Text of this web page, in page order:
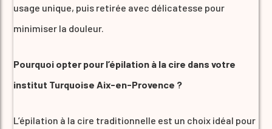
usage unique, puis retirée avec délicatesse pour
minimiser la douleur.
Pourquoi opter pour l’épilation à la cire dans votre
institut Turquoise Aix-en-Provence ?
L’épilation à la cire traditionnelle est un choix idéal pour